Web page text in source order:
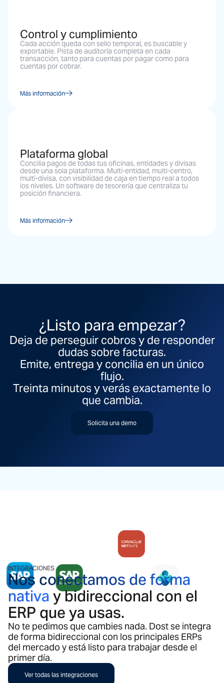
Control y cumplimiento
Cada acción queda con sello temporal, es buscable y
exportable. Pista de auditoría completa en cada
transacción, tanto para cuentas por pagar como para
cuentas por cobrar.
Más información
Plataforma global
Concilia pagos de todas tus oficinas, entidades y divisas
desde una sola plataforma. Multi-entidad, multi-centro,
multi-divisa, con visibilidad de caja en tiempo real a todos
los niveles. Un software de tesorería que centraliza tu
posición financiera.
Más información
¿Listo para empezar?
Deja de perseguir cobros y de responder
dudas sobre facturas.
Emite, entrega y concilia en un único
flujo.
Treinta minutos y verás exactamente lo
que cambia.
Solicita una demo
INTEGRACIONES
Nos conectamos de forma
nativa y bidireccional con el
ERP que ya usas.
No te pedimos que cambies nada. Dost se integra
de forma bidireccional con los principales ERPs
del mercado y está listo para trabajar desde el
primer día.
Ver todas las integraciones